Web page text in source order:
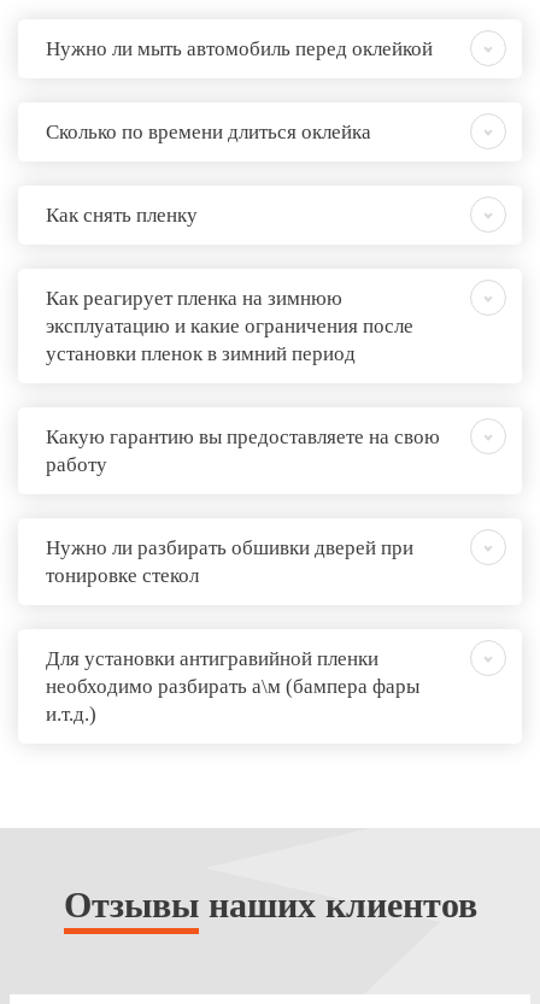
Нужно ли мыть автомобиль перед оклейкой
Сколько по времени длиться оклейка
Как снять пленку
Как реагирует пленка на зимнюю
эксплуатацию и какие ограничения после
установки пленок в зимний период
Какую гарантию вы предоставляете на свою
работу
Нужно ли разбирать обшивки дверей при
тонировке стекол
Для установки антигравийной пленки
необходимо разбирать а\м (бампера фары
и.т.д.)
Отзывынаших клиентов